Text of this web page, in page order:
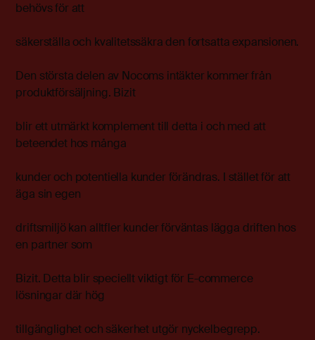
behövs för att
säkerställa och kvalitetssäkra den fortsatta expansionen.
Den största delen av Nocoms intäkter kommer från
produktförsäljning. Bizit
blir ett utmärkt komplement till detta i och med att
beteendet hos många
kunder och potentiella kunder förändras. I stället för att
äga sin egen
driftsmiljö kan alltfler kunder förväntas lägga driften hos
en partner som
Bizit. Detta blir speciellt viktigt för E-commerce
lösningar där hög
tillgänglighet och säkerhet utgör nyckelbegrepp.